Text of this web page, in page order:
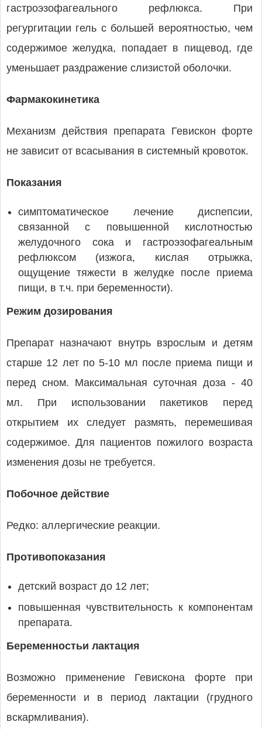
гастроэзофагеального рефлюкса. При
регургитации гель с большей вероятностью, чем
содержимое желудка, попадает в пищевод, где
уменьшает раздражение слизистой оболочки.
Фармакокинетика
Механизм действия препарата Гевискон форте
не зависит от всасывания в системный кровоток.
Показания
симптоматическое лечение диспепсии,
связанной с повышенной кислотностью
желудочного сока и гастроэзофагеальным
рефлюксом (изжога, кислая отрыжка,
ощущение тяжести в желудке после приема
пищи, в т.ч. при беременности).
Режим дозирования
Препарат назначают внутрь взрослым и детям
старше 12 лет по 5-10 мл после приема пищи и
перед сном. Максимальная суточная доза - 40
мл. При использовании пакетиков перед
открытием их следует размять, перемешивая
содержимое. Для пациентов пожилого возраста
изменения дозы не требуется.
Побочное действие
Редко: аллергические реакции.
Противопоказания
детский возраст до 12 лет;
повышенная чувствительность к компонентам
препарата.
Беременностьи лактация
Возможно применение Гевискона форте при
беременности и в период лактации (грудного
вскармливания).